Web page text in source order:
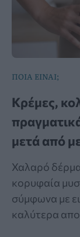
ΠΟΙΑ ΕΙΝΑΙ;
Κρέμες,
μετά από
Χαλαρό
κορυφαία
σύμφωνα με
καλύτερα